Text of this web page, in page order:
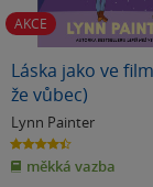
AKCE
Láska jako ve
že vůbec)
Lynn Painter
4.4
z
5
hvězdiček
měkká vazba